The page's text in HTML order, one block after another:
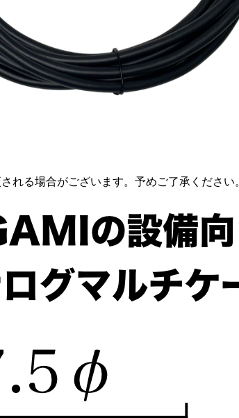
れる場合がございます。予めご了承ください。